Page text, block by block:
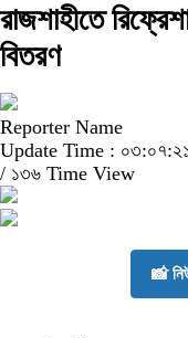
রাজশাহীতে
বিতরণ
Reporter Name
Update Time : ০৩:০৭:২১
/ ১৩৬ Time View
📸